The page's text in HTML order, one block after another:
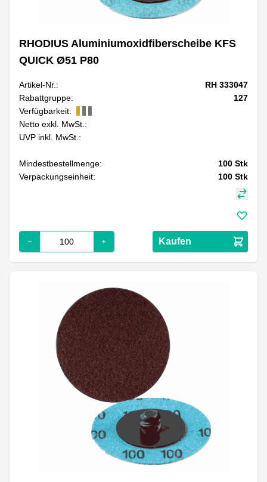
RHODIUS Aluminiumoxidfiberscheibe KFS
QUICK Ø51 P80
Artikel-Nr.:
RH 333047
Rabattgruppe:
127
Verfügbarkeit:
Netto exkl. MwSt.:
UVP inkl. MwSt.:
Mindestbestellmenge: 100 Stk
Verpackungseinheit:
100 Stk
Kaufen